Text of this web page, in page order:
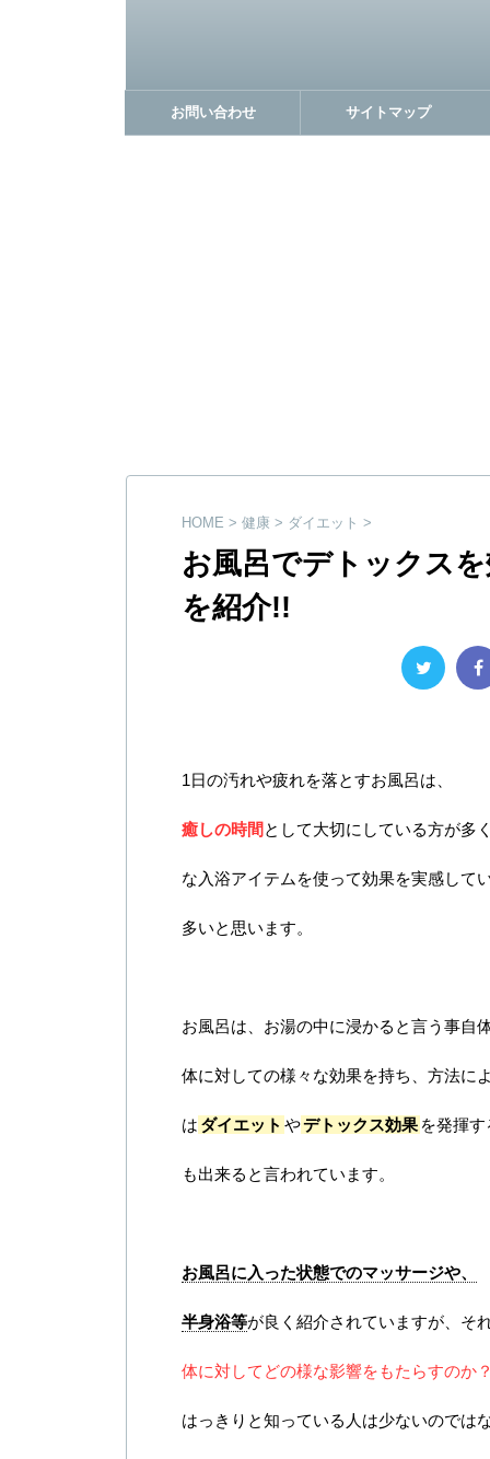
お問い合わせ サイトマップ
HOME > 健康 > ダイエット >
お風呂でデトックス
を紹介!!
1日の汚れや疲れを落とすお風呂は、
癒しの時間 として大切にしている方が多
な入浴アイテムを使って効果を実感して
多いと思います。
お風呂は、お湯の中に浸かると言う事自体
体に対しての様々な効果を持ち、方法に
は ダイエット やデトックス効果 を発揮す
も出来ると言われています。
お風呂に入った状態でのマッサージや、
半身浴等が良く紹介されていますが、そ
体に対してどの様な影響をもたらすのか？
はっきりと知っている人は少ないのでは